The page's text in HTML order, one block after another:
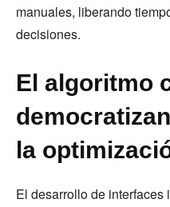
manuales, liberando
decisiones.
El algoritmo
la
El desarrollo de interfaces